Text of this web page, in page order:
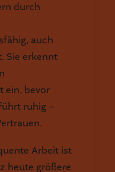
durch
auch
Sie erkennt
ein, bevor
ruhig –
Arbeit ist
heute größere